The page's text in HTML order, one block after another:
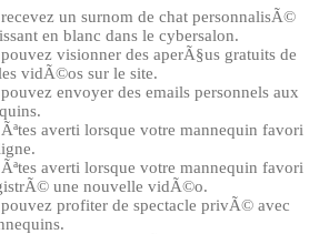
un surnom de chat personnalisÃ©
en blanc dans le cybersalon.
visionner des aperÃ§us gratuits de
vidÃ©os sur le site.
envoyer des emails personnels aux
averti lorsque votre mannequin favori
averti lorsque votre mannequin favori
une nouvelle vidÃ©o.
profiter de spectacle privÃ© avec